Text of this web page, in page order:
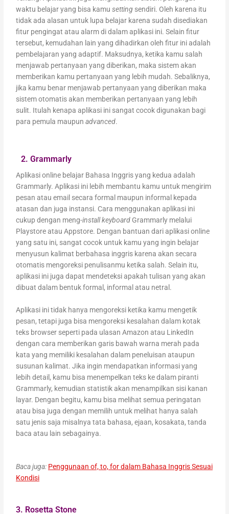
waktu belajar yang bisa kamusetting sendiri. Oleh karena itu
tidak ada alasan untuk lupa belajar karena sudah disediakan
fitur pengingat atau alarm di dalam aplikasi ini. Selain fitur
tersebut, kemudahan lain yang dihadirkan oleh fitur ini adalah
pembelajaran yang adaptif. Maksudnya, ketika kamu salah
menjawab pertanyaan yang diberikan, maka sistem akan
memberikan kamu pertanyaan yang lebih mudah. Sebaliknya,
jika kamu benar menjawab pertanyaan yang diberikan maka
sistem otomatis akan memberikan pertanyaan yang lebih
sulit. Itulah kenapa aplikasi ini sangat cocok digunakan bagi
para pemula maupunadvanced.
2. Grammarly
Aplikasi online belajar Bahasa Inggris yang kedua adalah
Grammarly. Aplikasi ini lebih membantu kamu untuk mengirim
pesan atau email secara formal maupun informal kepada
atasan dan juga instansi. Cara menggunakan aplikasi ini
cukup dengan meng-installkeyboard Grammarly melalui
Playstore atau Appstore. Dengan bantuan dari aplikasi online
yang satu ini, sangat cocok untuk kamu yang ingin belajar
menyusun kalimat berbahasa inggris karena akan secara
otomatis mengoreksi penulisanmu ketika salah. Selain itu,
aplikasi ini juga dapat mendeteksi apakah tulisan yang akan
dibuat dalam bentuk formal, informal atau netral.
Aplikasi ini tidak hanya mengoreksi ketika kamu mengetik
pesan, tetapi juga bisa mengoreksi kesalahan dalam kotak
teks browser seperti pada ulasan Amazon atau LinkedIn
dengan cara memberikan garis bawah warna merah pada
kata yang memiliki kesalahan dalam peneluisan ataupun
susunan kalimat. Jika ingin mendapatkan informasi yang
lebih detail, kamu bisa menempelkan teks ke dalam piranti
Grammarly, kemudian statistik akan menampilkan sisi kanan
layar. Dengan begitu, kamu bisa melihat semua peringatan
atau bisa juga dengan memilih untuk melihat hanya salah
satu jenis saja misalnya tata bahasa, ejaan, kosakata, tanda
baca atau lain sebagainya.
Baca juga: Penggunaan of, to, for dalam Bahasa Inggris Sesuai
Kondisi
3. Rosetta Stone